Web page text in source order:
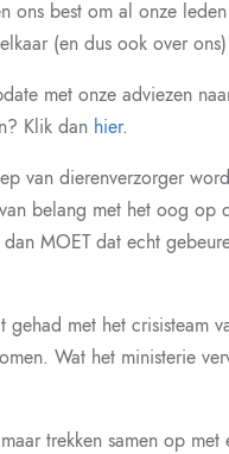
ons best om al onze
(en dus ook over
met onze adviezen
Klik dan hier.
van dierenverzorger
belang met het oog
MOET dat echt
met het crisisteam
Wat het ministerie
trekken samen op